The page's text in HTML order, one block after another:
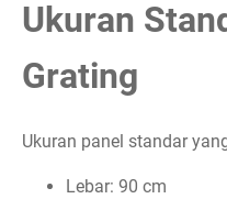
Ukuran
Grating
Ukuran panel standar
Lebar: 90 cm